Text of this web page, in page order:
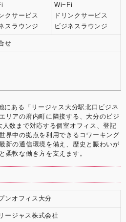
クサービス
スラウンジ
Wi−Fi
ドリンクサービス
ビジネスラウンジ
せ
にある「リージャス大分駅北口ビジネ
リアの府内町に隣接する、大分のビジ
数まで対応する個室オフィス、登記
界中の拠点を利用できるコワーキング
新の通信環境を備え、歴史と賑わいが
柔軟な働き方を支えます。
ンオフィス大分
ージャス株式会社